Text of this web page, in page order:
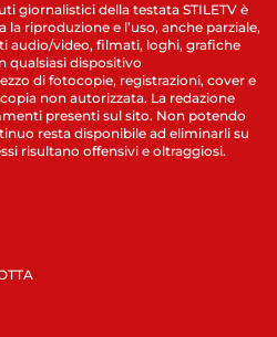
giornalistici della testata STILETV è
riproduzione e l’uso, anche parziale,
audio/video, filmati, loghi, grafiche
qualsiasi dispositivo
di fotocopie, registrazioni, cover e
non autorizzata. La redazione
presenti sul sito. Non potendo
resta disponibile ad eliminarli su
risultano offensivi e oltraggiosi.